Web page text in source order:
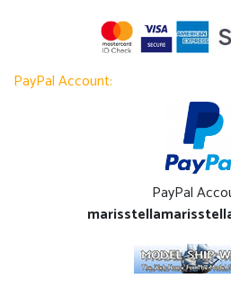
PayPal Account:
PayPal